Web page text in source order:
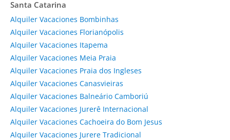
Santa Catarina
Alquiler Vacaciones Bombinhas
Alquiler Vacaciones Florianópolis
Alquiler Vacaciones Itapema
Alquiler Vacaciones Meia Praia
Alquiler Vacaciones Praia dos Ingleses
Alquiler Vacaciones Canasvieiras
Alquiler Vacaciones Balneário Camboriú
Alquiler Vacaciones Jurerê Internacional
Alquiler Vacaciones Cachoeira do Bom Jesus
Alquiler Vacaciones Jurere Tradicional